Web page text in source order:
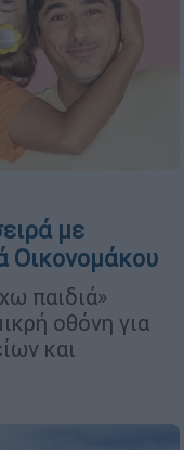
με
Οικονομάκου
παιδιά»
οθόνη για
και